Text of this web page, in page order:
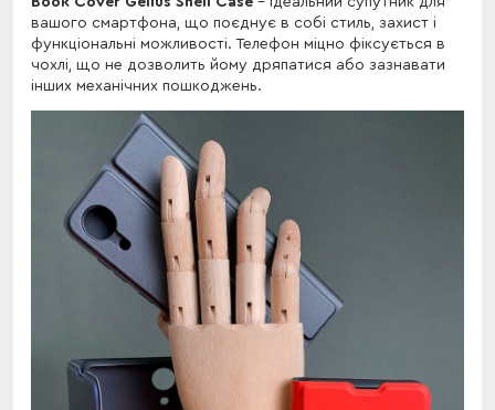
вашого смартфона, що поєднує в собі стиль, захист і
функціональні можливості. Телефон міцно фіксується в
чохлі, що не дозволить йому дряпатися або зазнавати
інших механічних пошкоджень.